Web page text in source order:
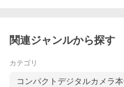
関連ジャンルから探す
カテゴリ
コンパクトデジタルカメラ